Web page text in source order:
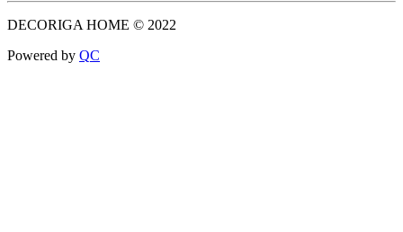
DECORIGA HOME © 2022
Powered by QC